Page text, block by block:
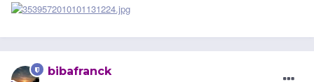
bibafranck